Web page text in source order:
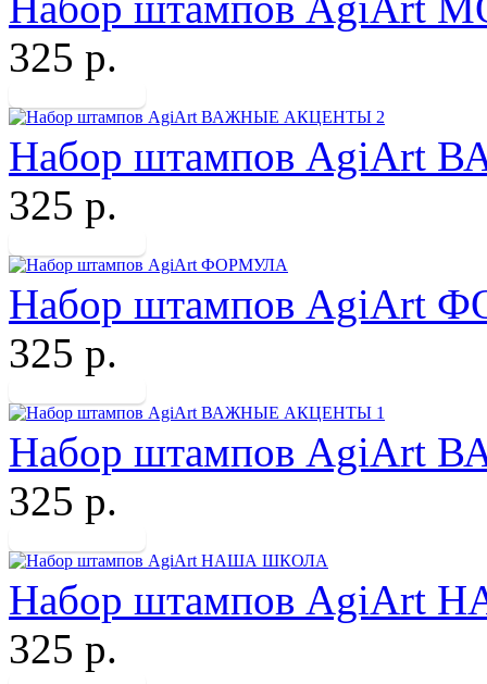
325 р.
Набор штампов
325 р.
Набор штампов AgiArt
325 р.
Набор штампов
325 р.
Набор штампов
325 р.